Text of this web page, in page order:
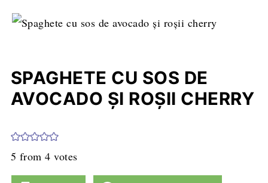
SPAGHETE CU SOS DE
AVOCADO ŞI ROŞII CHERRY
5 from4 votes